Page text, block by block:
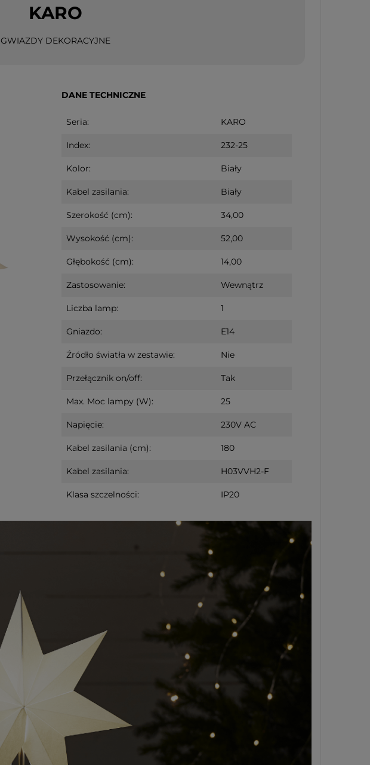
KARO
GWIAZDY DEKORACYJNE
DANE TECHNICZNE
Seria: KARO
Index: 232-25
Kolor: Biały
Kabel zasilania: Biały
Szerokość (cm): 34,00
Wysokość (cm): 52,00
Głębokość (cm): 14,00
Zastosowanie: Wewnątrz
Liczba lamp: 1
Gniazdo: E14
Źródło światła w zestawie: Nie
Przełącznik on/off: Tak
Max. Moc lampy (W): 25
Napięcie: 230V AC
Kabel zasilania (cm): 180
Kabel zasilania: H03VVH2-F
Klasa szczelności: IP20